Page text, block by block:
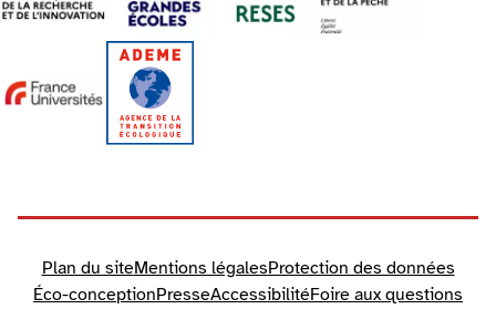
Plan du siteMentions légalesProtection des données
Éco-conceptionPresseAccessibilitéFoire aux questions